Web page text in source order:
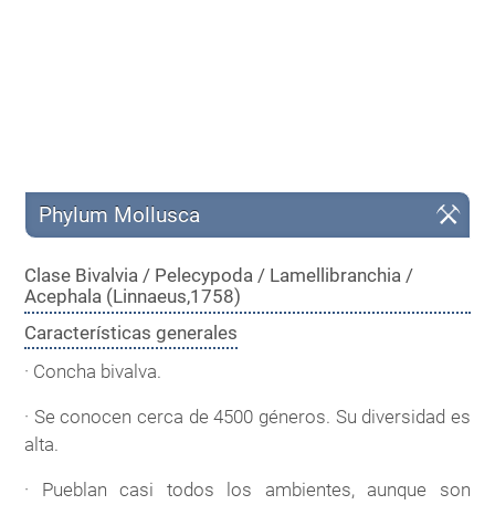
Phylum Mollusca
Clase Bivalvia / Pelecypoda / Lamellibranchia /
Acephala (Linnaeus,1758)
Características generales
· Concha bivalva.
· Se conocen cerca de 4500 géneros. Su diversidad es
alta.
· Pueblan casi todos los ambientes, aunque son